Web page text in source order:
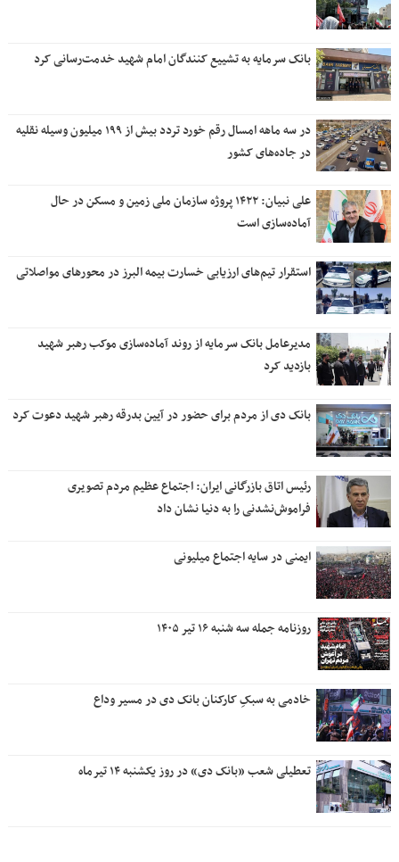
بانک سرمایه به تشییع کنندگان امام شهید خدمت‌رسانی کرد
در سه ماهه امسال رقم خورد تردد بیش از ۱۹۹ میلیون وسیله نقلیه
در جاده‌های کشور
علی نبیان: ۱۴۲۲ پروژه سازمان ملی زمین و مسکن در حال
آماده‌سازی است
استقرار تیم‌های ارزیابی خسارت بیمه البرز در محورهای مواصلاتی
مدیرعامل بانک سرمایه از روند آماده‌سازی موکب رهبر شهید
بازدید کرد
بانک دی از مردم برای حضور در آیین بدرقه رهبر شهید دعوت کرد
رئیس اتاق بازرگانی ایران: اجتماع عظیم مردم تصویری
فراموش‌نشدنی را به دنیا نشان داد
ایمنی در سایه اجتماع میلیونی
روزنامه جمله سه شنبه ۱۶ تیر ۱۴۰۵
خادمی به سبکِ کارکنان بانک دی در مسیر وداع
تعطیلی شعب «بانک دی» در روز یکشنبه ۱۴ تیرماه